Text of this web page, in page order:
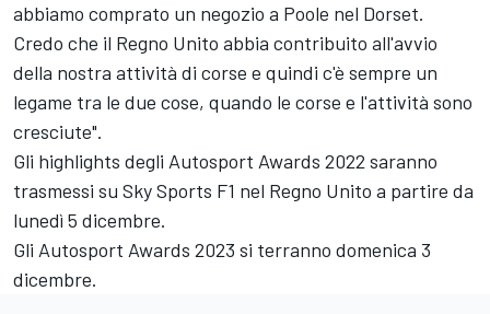
abbiamo comprato un negozio a Poole nel Dorset.
Credo che il Regno Unito abbia contribuito all'avvio
della nostra attività di corse e quindi c'è sempre un
legame tra le due cose, quando le corse e l'attività sono
cresciute".
Gli highlights degli Autosport Awards 2022 saranno
trasmessi su Sky Sports F1 nel Regno Unito a partire da
lunedì 5 dicembre.
Gli Autosport Awards 2023 si terranno domenica 3
dicembre.